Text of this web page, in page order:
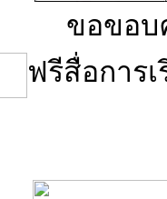
ขอขอบ
ฟรีสื่อการ